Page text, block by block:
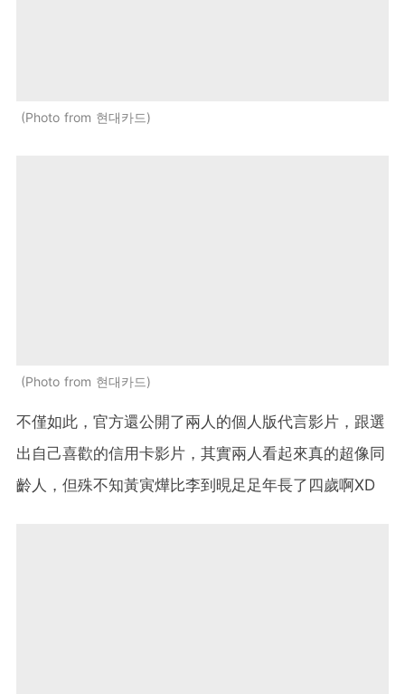
Photo from 현대카드
Photo from 현대카드
不僅如此，官方還公開了兩人的個人版代言影片，跟選
出自己喜歡的信用卡影片，其實兩人看起來真的超像同
齡人，但殊不知黃寅燁比李到晛足足年長了四歲啊XD